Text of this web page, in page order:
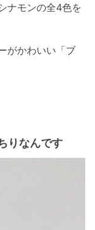
ナモンの全4色を
がかわいい「ブ
りなんです